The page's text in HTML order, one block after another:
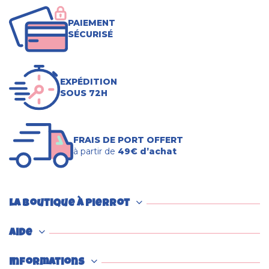
PAIEMENT
SÉCURISÉ
EXPÉDITION
SOUS 72H
FRAIS DE PORT OFFERT
à partir de 49€ d’achat
La boutique à Pierrot
Aide
Informations